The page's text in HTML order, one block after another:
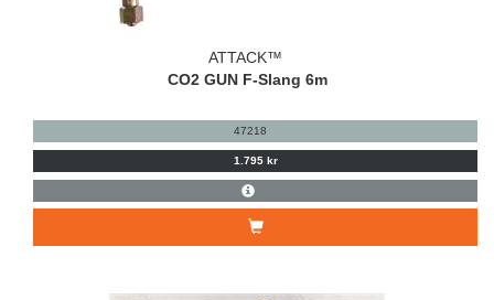
ATTACK™
CO2 GUN F-Slang 6m
47218
1.795 kr